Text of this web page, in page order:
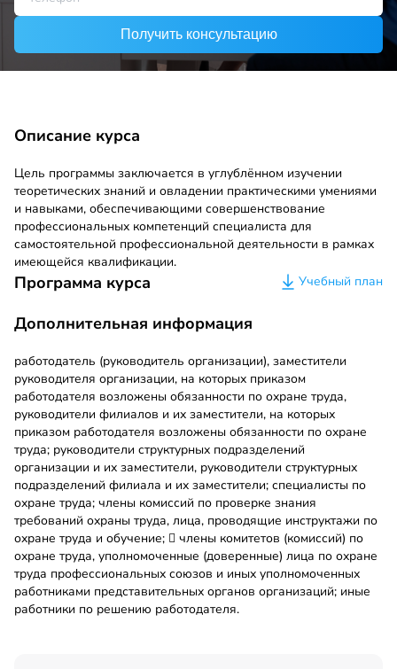
Получить консультацию
Описание курса
Цель программы заключается в углублённом изучении
теоретических знаний и овладении практическими умениями
и навыками, обеспечивающими совершенствование
профессиональных компетенций специалиста для
самостоятельной профессиональной деятельности в рамках
имеющейся квалификации.
Программа курса Учебный план
Дополнительная информация
работодатель (руководитель организации), заместители
руководителя организации, на которых приказом
работодателя возложены обязанности по охране труда,
руководители филиалов и их заместители, на которых
приказом работодателя возложены обязанности по охране
труда; руководители структурных подразделений
организации и их заместители, руководители структурных
подразделений филиала и их заместители; специалисты по
охране труда; члены комиссий по проверке знания
требований охраны труда, лица, проводящие инструктажи по
охране труда и обучение;  члены комитетов (комиссий) по
охране труда, уполномоченные (доверенные) лица по охране
труда профессиональных союзов и иных уполномоченных
работниками представительных органов организаций; иные
работники по решению работодателя.